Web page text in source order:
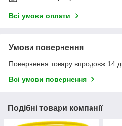
Всі умови оплати
Умови повернення
Повернення товару впродовж 14
Всі умови повернення
Подібні товари компанії